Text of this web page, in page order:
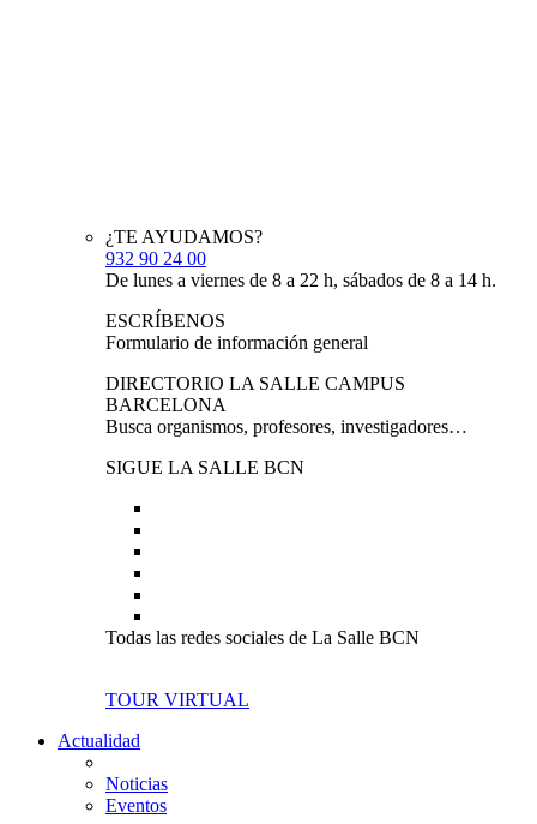
¿TE AYUDAMOS?
932 90 24 00
De lunes a viernes de 8 a 22 h, sábados de 8 a 14 h.
ESCRÍBENOS
Formulario de información general
DIRECTORIO LA SALLE CAMPUS
BARCELONA
Busca organismos, profesores, investigadores…
SIGUE LA SALLE BCN
Todas las redes sociales de La Salle BCN
TOUR VIRTUAL
Actualidad
Noticias
Eventos